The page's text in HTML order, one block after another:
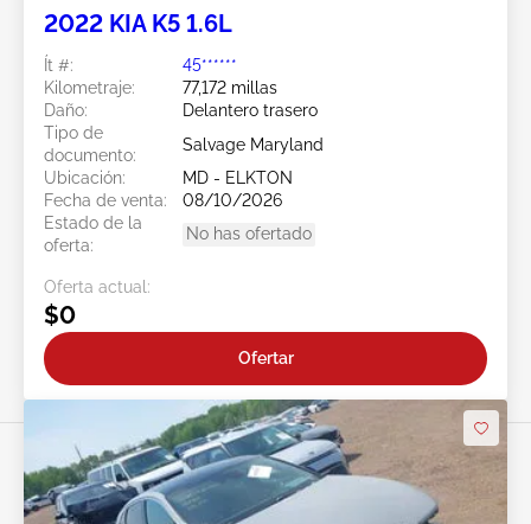
2022 KIA K5 1.6L
Ít #:
45******
Kilometraje:
77,172 millas
Daño:
Delantero trasero
Tipo de
documento:
Salvage Maryland
Ubicación:
MD - ELKTON
Fecha de venta:
08/10/2026
Estado de la
oferta:
No has ofertado
Oferta actual:
$0
Ofertar